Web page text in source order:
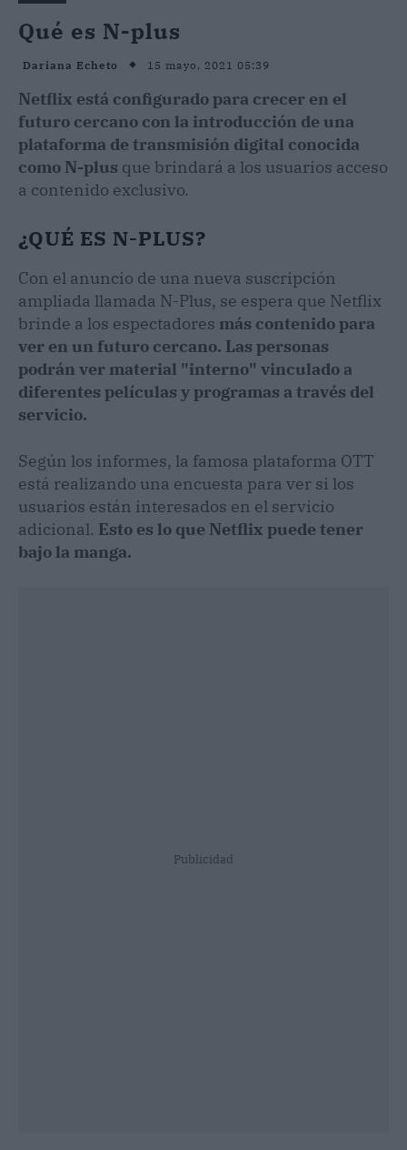
Qué es N-plus
Dariana Echeto 15 mayo, 2021 05:39
Netflix está configurado para crecer en el
futuro cercano con la introducción de una
plataforma de transmisión digital conocida
como N-plus que brindará a los usuarios acceso
a contenido exclusivo.
¿QUÉ ES N-PLUS?
Con el anuncio de una nueva suscripción
ampliada llamada N-Plus, se espera que Netflix
brinde a los espectadores más contenido para
ver en un futuro cercano. Las personas
podrán ver material "interno" vinculado a
diferentes películas y programas a través del
servicio.
Según los informes, la famosa plataforma OTT
está realizando una encuesta para ver si los
usuarios están interesados ​​en el servicio
adicional. Esto es lo que Netflix puede tener
bajo la manga.
Publicidad